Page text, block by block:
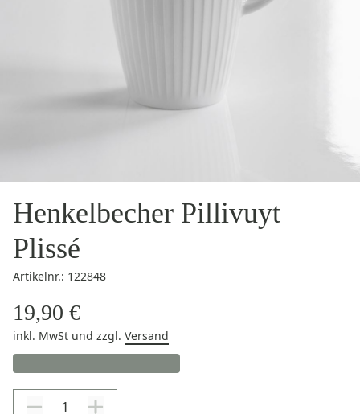
Henkelbecher Pillivuyt
Plissé
Artikelnr.: 122848
19,90 €
inkl. MwSt und zzgl. Versand